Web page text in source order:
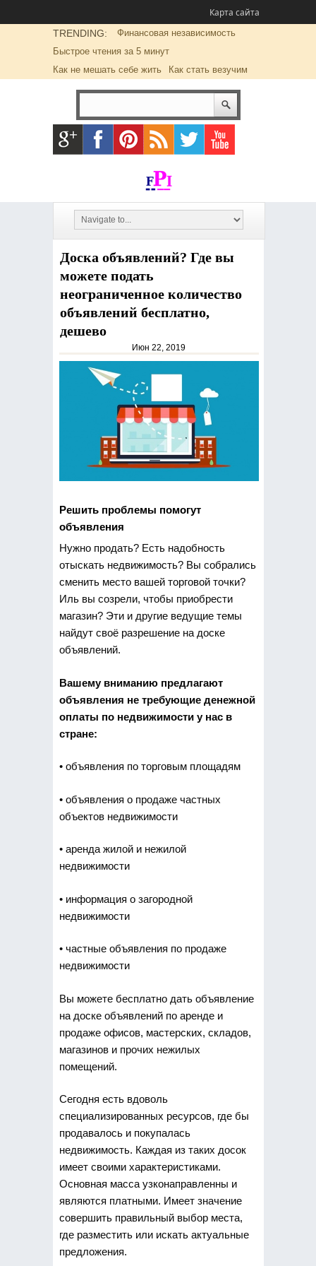
Карта сайта
TRENDING:
Финансовая независимость
Быстрое чтения за 5 минут
Как не мешать себе жить
Как стать везучим
Доска объявлений? Где вы
можете подать
неограниченное количество
объявлений бесплатно,
дешево
Июн 22, 2019
Решить проблемы помогут
объявления
Нужно продать? Есть надобность
отыскать недвижимость?Вы собрались
сменить место вашей торговой точки?
Иль вы созрели, чтобы приобрести
магазин? Эти и другие ведущие темы
найдут своё разрешение на доске
объявлений.
Вашему вниманию предлагают
объявления не требующие денежной
оплаты по недвижимости у нас в
стране:
• объявления по торговым площадям
• объявления о продаже частных
объектов недвижимости
• аренда жилой и нежилой
недвижимости
• информация о загородной
недвижимости
• частные объявления по продаже
недвижимости
Вы можете бесплатно дать объявление
на доске объявлений по аренде и
продаже офисов, мастерских, складов,
магазинов и прочих нежилых
помещений.
Сегодня есть вдоволь
специализированных ресурсов, где бы
продавалось и покупалась
недвижимость. Каждая из таких досок
имеет своими характеристиками.
Основная масса узконаправленны и
являются платными. Имеет значение
совершить правильный выбор места,
где разместить или искать актуальные
предложения.